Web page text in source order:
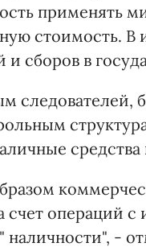
применять
стоимость. В
и сборов в
следователей,
средства
счет операций
наличности", -